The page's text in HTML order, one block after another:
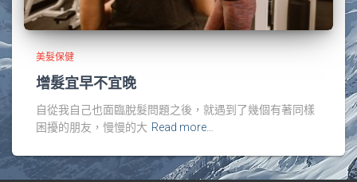
美髮保健
增髮宜早不宜晚
自從我自己也面臨脫髮問題之後，就遇到了幾個有著同樣
困擾的朋友，慢慢的大 Read more…